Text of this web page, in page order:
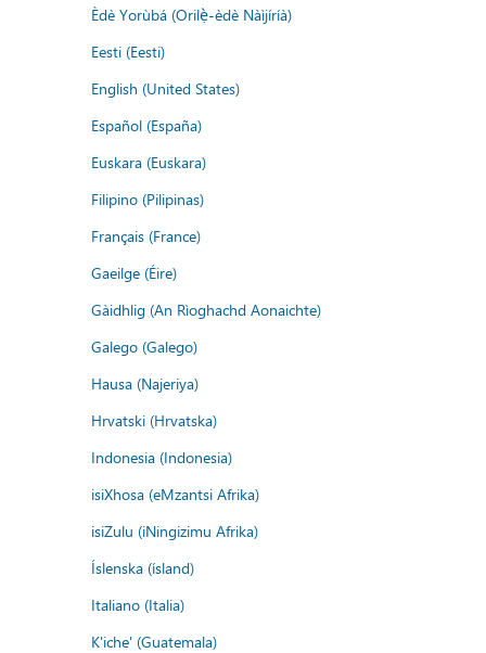
Èdè Yorùbá (Orilẹ̀-èdè Nàìjíríà)
Eesti (Eesti)
English (United States)
Español (España)
Euskara (Euskara)
Filipino (Pilipinas)
Français (France)
Gaeilge (Éire)
Gàidhlig (An Rìoghachd Aonaichte)
Galego (Galego)
Hausa (Najeriya)
Hrvatski (Hrvatska)
Indonesia (Indonesia)
isiXhosa (eMzantsi Afrika)
isiZulu (iNingizimu Afrika)
Íslenska (ísland)
Italiano (Italia)
K'iche' (Guatemala)